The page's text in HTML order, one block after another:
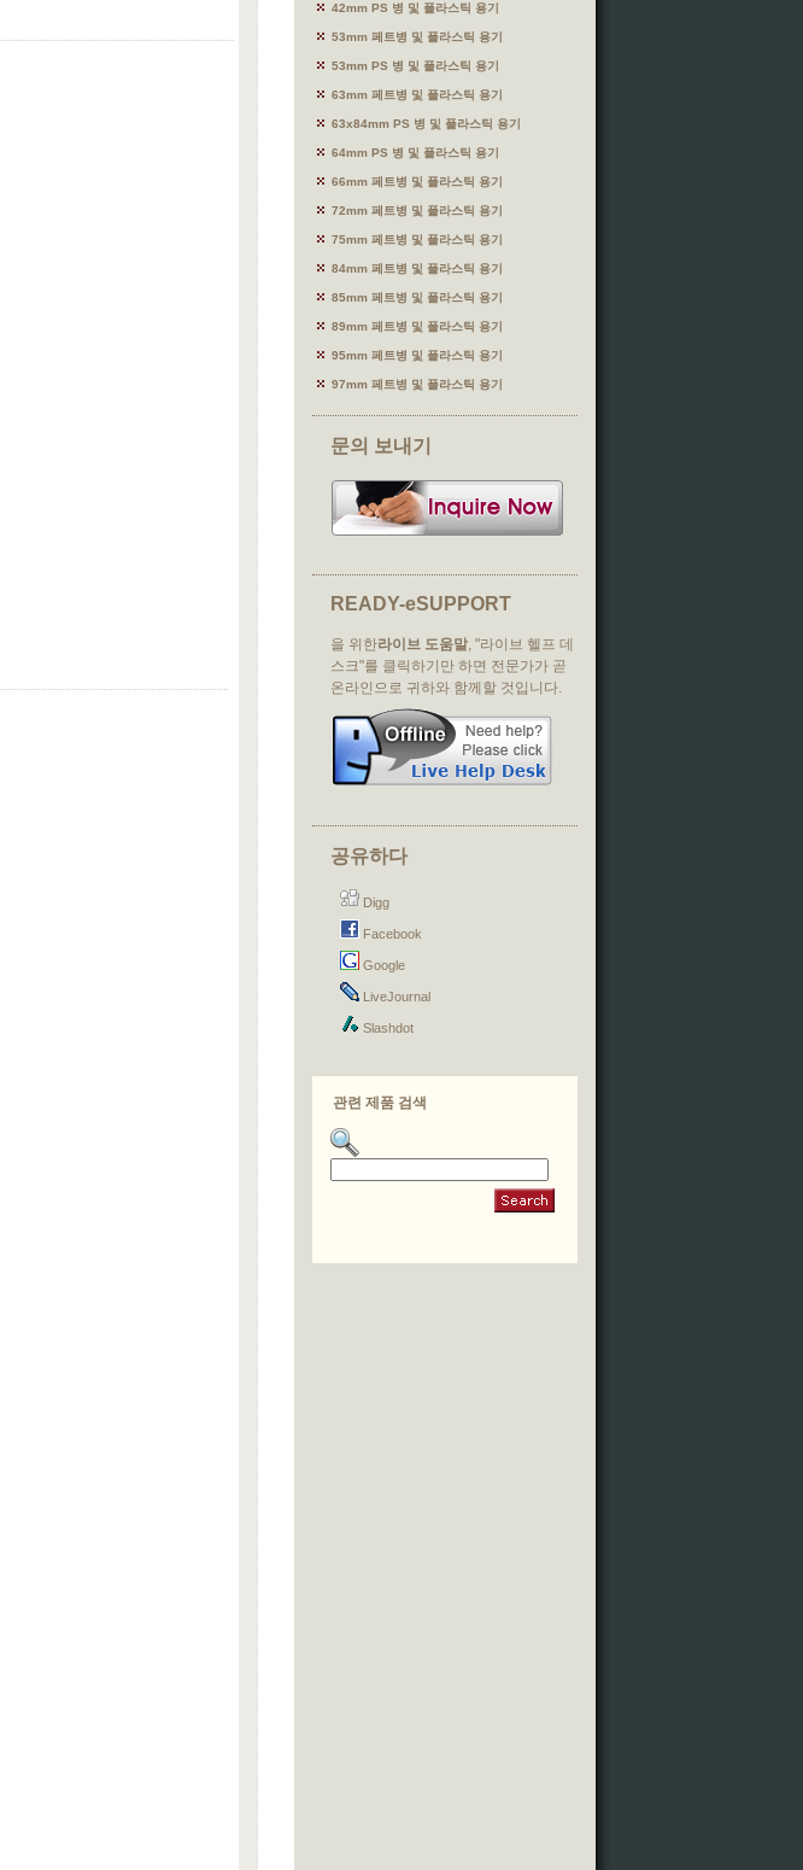
42mm PS 병 및 플라스틱 용기
53mm 페트병 및 플라스틱 용기
53mm PS 병 및 플라스틱 용기
63mm 페트병 및 플라스틱 용기
63x84mm PS 병 및 플라스틱 용기
64mm PS 병 및 플라스틱 용기
66mm 페트병 및 플라스틱 용기
72mm 페트병 및 플라스틱 용기
75mm 페트병 및 플라스틱 용기
84mm 페트병 및 플라스틱 용기
85mm 페트병 및 플라스틱 용기
89mm 페트병 및 플라스틱 용기
95mm 페트병 및 플라스틱 용기
97mm 페트병 및 플라스틱 용기
문의 보내기
READY-eSUPPORT
을 위한라이브 도움말, "라이브 헬프 데
스크"를 클릭하기만 하면 전문가가 곧
온라인으로 귀하와 함께할 것입니다.
공유하다
Digg
Facebook
Google
LiveJournal
Slashdot
관련 제품 검색